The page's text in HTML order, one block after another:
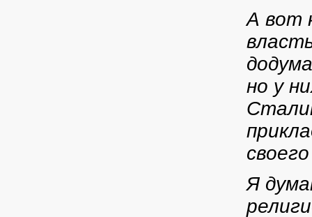
А вот
но у
Я